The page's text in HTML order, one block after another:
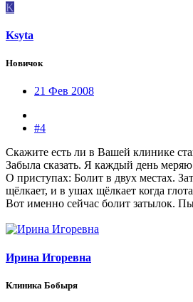
K
Ksyta
Новичок
21 Фев 2008
#4
Скажите есть ли в Вашей клинике
Забыла сказать. Я каждый день
О приступах: Болит в двух местах.
щёлкает, и в ушах щёлкает когда
Вот именно сейчас болит затылок.
Ирина Игоревна
Клиника Бобыря